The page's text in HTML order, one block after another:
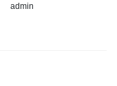
admin